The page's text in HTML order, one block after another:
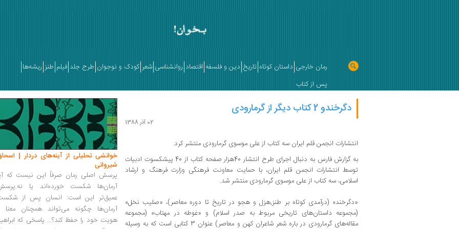
رمان خارجی داستان کوتاه تاریخ دین و فلسفه اقتصاد روانشناسی شعر کودک و نوجوان طرح جلد فیلم طنز ریشه‌ها
پس از کتاب
دگرخندو 2 کتاب دیگر از گرمارودی
02 آذر 1388
انتشارات انجمن قلم ایران سه کتاب از علی موسوی گرمارودی منتشر کرد.
به گزارش فارس به دنبال اجرای طرح انتشار 40هزار صفحه کتاب از 40 پیشکسوت ادبیات
توسط انتشارات انجمن قلم ایران، با حمایت معاونت فرهنگی وزارت فرهنگ و ارشاد
اسلامی، سه کتاب از علی موسوی گرمارودی منتشر شد.
«دگرخند» (درآمدی کوتاه بر طنز,هزل و هجو در تاریخ تا دوره معاصر)، «صلیب نخل»
(مجموعه داستان‌های تاریخی مربوط به صدر اسلام) و «غوطه در مهتاب» (مجموعه
مقاله‌های گرمارودی در باره شعر شاعران کهن و معاصر) عنوان 3 کتابی است که به وسیله
خوانشی تحلیلی از آینه‌های دردار |
شیروانی
پرسش اصلی رمان صرفاً این نیست که
آرمان‌ها شکست خورده‌اند یا
عمیق‌تر این است: انسان پس از
آرمان‌ها چگونه می‌تواند همچنان معنا
هویت خود را حفظ کند؟... پاسخی که